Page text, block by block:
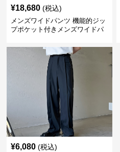
¥18,680 (税込)
メンズワイドパンツ 機能的ジッ
プポケット付きメンズワイドパ
¥6,080 (税込)